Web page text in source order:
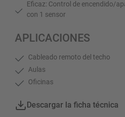
Eficaz: Control de encendido/
con 1 sensor
APLICACIONES
Cableado remoto del techo
Aulas
Oficinas
Descargar la ficha técnica